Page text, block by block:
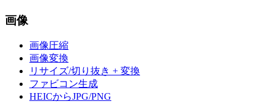
画像
画像圧縮
画像変換
リサイズ/切り抜き + 変換
ファビコン生成
HEICからJPG/PNG